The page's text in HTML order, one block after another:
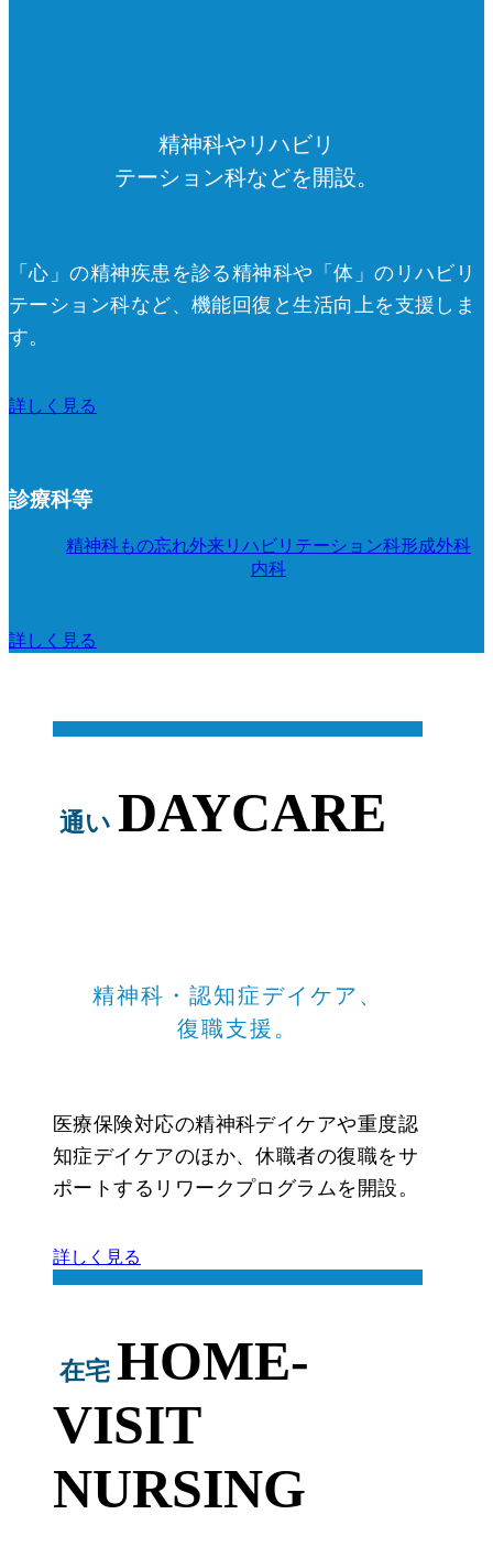
精神科やリハビリ
テーション科などを開設。
「心」の精神疾患を診る精神科や「体」のリハビリ
テーション科など、機能回復と生活向上を支援しま
す。
詳しく見る
診療科等
精神科もの忘れ外来リハビリテーション科形成外科
内科
詳しく見る
通い DAYCARE
精神科・ 認知症デイケア、
復職支援。
医療保険対応の精神科デイケアや重度認
知症デイケアのほか、休職者の復職をサ
ポートするリワークプログラムを開設。
詳しく見る
在宅 HOME-
VISIT
NURSING